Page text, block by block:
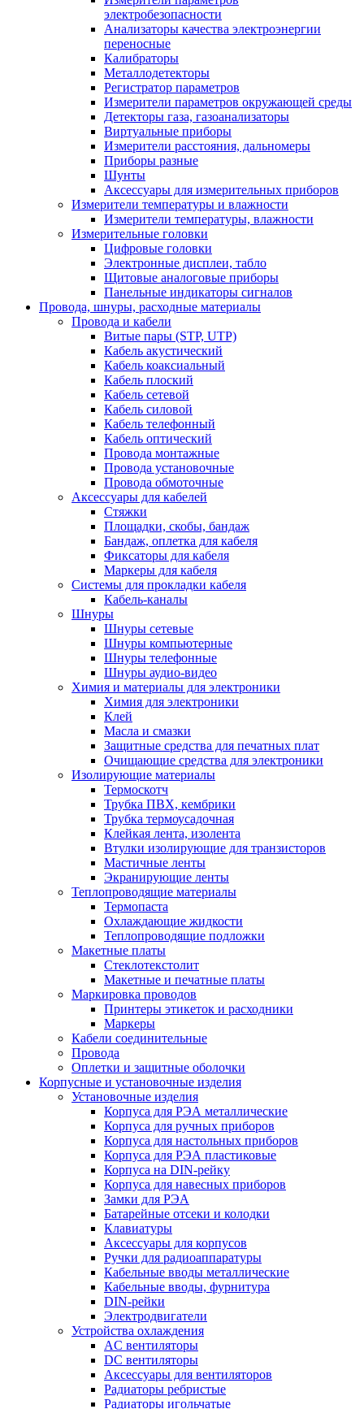
электробезопасности
Анализаторы качества электроэнергии
переносные
Калибраторы
Металлодетекторы
Регистратор параметров
Измерители параметров окружающей среды
Детекторы газа, газоанализаторы
Виртуальные приборы
Измерители расстояния, дальномеры
Приборы разные
Шунты
Аксессуары для измерительных приборов
Измерители температуры и влажности
Измерители температуры, влажности
Измерительные головки
Цифровые головки
Электронные дисплеи, табло
Щитовые аналоговые приборы
Панельные индикаторы сигналов
Провода, шнуры, расходные материалы
Провода и кабели
Витые пары (STP, UTP)
Кабель акустический
Кабель коаксиальный
Кабель плоский
Кабель сетевой
Кабель силовой
Кабель телефонный
Кабель оптический
Провода монтажные
Провода установочные
Провода обмоточные
Аксессуары для кабелей
Стяжки
Площадки, скобы, бандаж
Бандаж, оплетка для кабеля
Фиксаторы для кабеля
Маркеры для кабеля
Системы для прокладки кабеля
Кабель-каналы
Шнуры
Шнуры сетевые
Шнуры компьютерные
Шнуры телефонные
Шнуры аудио-видео
Химия и материалы для электроники
Химия для электроники
Клей
Масла и смазки
Защитные средства для печатных плат
Очищающие средства для электроники
Изолирующие материалы
Термоскотч
Трубка ПВХ, кембрики
Трубка термоусадочная
Клейкая лента, изолента
Втулки изолирующие для транзисторов
Мастичные ленты
Экранирующие ленты
Теплопроводящие материалы
Термопаста
Охлаждающие жидкости
Теплопроводящие подложки
Макетные платы
Стеклотекстолит
Макетные и печатные платы
Маркировка проводов
Принтеры этикеток и расходники
Маркеры
Кабели соединительные
Провода
Оплетки и защитные оболочки
Корпусные и установочные изделия
Установочные изделия
Корпуса для РЭА металлические
Корпуса для ручных приборов
Корпуса для настольных приборов
Корпуса для РЭА пластиковые
Корпуса на DIN-рейку
Корпуса для навесных приборов
Замки для РЭА
Батарейные отсеки и колодки
Клавиатуры
Аксессуары для корпусов
Ручки для радиоаппаратуры
Кабельные вводы металлические
Кабельные вводы, фурнитура
DIN-рейки
Электродвигатели
Устройства охлаждения
AC вентиляторы
DC вентиляторы
Аксессуары для вентиляторов
Радиаторы ребристые
Радиаторы игольчатые